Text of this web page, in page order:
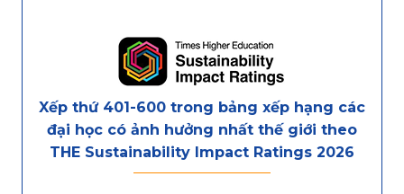
Xếp thứ 401-600 trong bảng xếp hạng các
đại học có ảnh hưởng nhất thế giới theo
THE Sustainability Impact Ratings 2026